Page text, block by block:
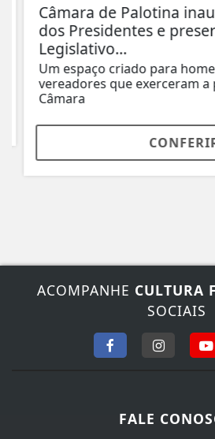
Câmara de Palotina
dos Presidentes e
Legislativo...
Um espaço criado para
vereadores que exerceram a
Câmara
CONFERIR
ACOMPANHE CULTURA
SOCIAIS
FALE